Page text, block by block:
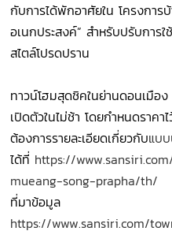
กับการได้พักอาศัยใน โครงกา
อเนกประสงค์” สำหรับปรับการ
สไตล์โปรดปราน
ทาวน์โฮมสุดชิคในย่านดอนเมือ
เปิดตัวในไม่ช้า โดยกำหนดราค
ต้องการรายละเอียดเกี่ยวกับแบ
ได้ที่ https://
mueang-song-prapha/th/
ที่มาข้อมูล
https://www.sansiri.com/